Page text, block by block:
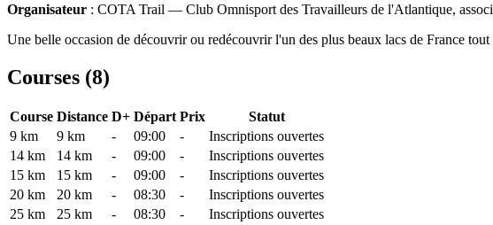
Organisateur : COTA Trail — Club Omnisport des Travailleurs de l'Atlantique,
Une belle occasion de découvrir ou redécouvrir l'un des plus beaux lacs de France
Courses (8)
Course Distance D+ Départ Prix
Statut
9 km
9 km - 09:00 -
Inscriptions ouvertes
14 km
14 km - 09:00 -
Inscriptions ouvertes
15 km
15 km - 09:00 -
Inscriptions ouvertes
20 km
20 km - 08:30 -
Inscriptions ouvertes
25 km
25 km - 08:30 -
Inscriptions ouvertes